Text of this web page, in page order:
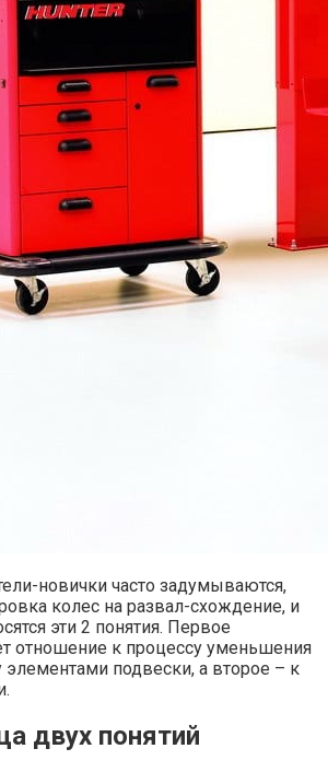
новички часто задумываются,
колес на развал-схождение, и
эти 2 понятия. Первое
отношение к процессу уменьшения
подвески, а второе – к
двух понятий